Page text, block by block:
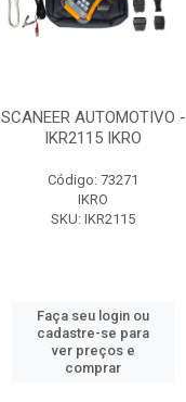
SCANEER AUTOMOTIVO -
IKR2115 IKRO
Código: 73271
IKRO
SKU: IKR2115
Faça seu login ou
cadastre-se para
ver preços e
comprar